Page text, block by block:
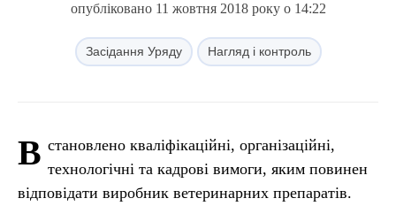
опубліковано 11 жовтня 2018 року о 14:22
Засідання Уряду Нагляд і контроль
В становлено кваліфікаційні, організаційні,
технологічні та кадрові вимоги, яким повинен
відповідати виробник ветеринарних препаратів.